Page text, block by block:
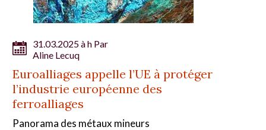
31.03.2025 à h Par
Aline Lecuq
Euroalliages appelle l’UE à protéger
l’industrie européenne des
ferroalliages
Panorama des métaux mineurs